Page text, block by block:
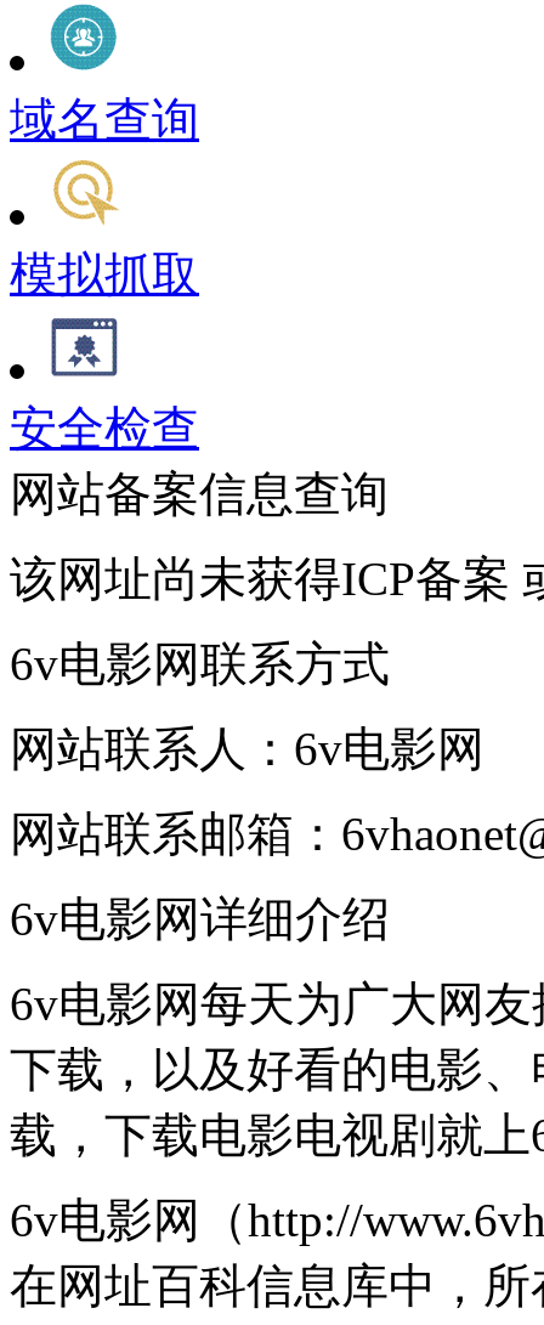
域名查询
模拟抓取
安全检查
网站备案信息查询
该网址尚未获得ICP备案
6v电影网联系方式
网站联系人：6v电影网
网站联系邮箱：
6v电影网详细介绍
6v电影网每天为广大网
下载，以及好看的电影
载，下载电影电视剧就上
6v电影网（http://
在网址百科信息库中，